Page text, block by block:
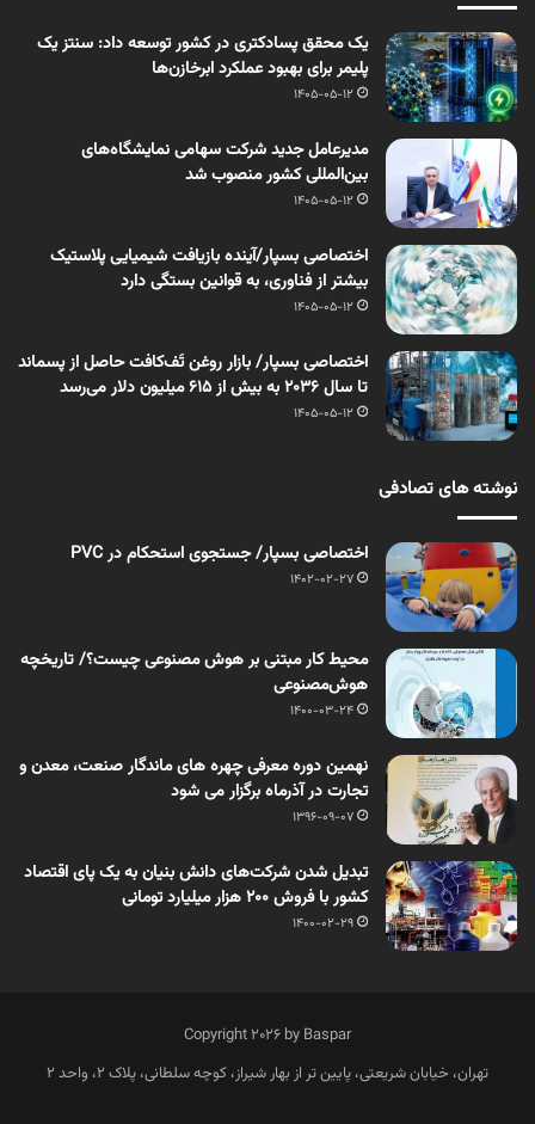
یک محقق پسادکتری در کشور توسعه داد: سنتز یک
پلیمر برای بهبود عملکرد ابرخازن‌ها
1405-05-12
مدیرعامل جدید شرکت سهامی نمایشگاه‌های
بین‌المللی کشور منصوب شد
1405-05-12
اختصاصی بسپار/آینده بازیافت شیمیایی پلاستیک
بیشتر از فناوری، به قوانین بستگی دارد
1405-05-12
اختصاصی بسپار/ بازار روغن تَف‌کافت حاصل از پسماند
تا سال ۲۰۳۶ به بیش از ۶۱۵ میلیون دلار می‌رسد
1405-05-12
نوشته های تصادفی
اختصاصی بسپار/ جستجوی استحکام در PVC
1402-02-27
محیط کار مبتنی بر هوش مصنوعی چیست؟/ تاریخچه
هوش‌مصنوعی
1400-03-24
نهمین دوره معرفی چهره های ماندگار صنعت، معدن و
تجارت در آذرماه برگزار می شود
1396-09-07
تبدیل شدن شرکت‌های دانش بنیان به یک پای اقتصاد
کشور با فروش ۲۰۰ هزار میلیارد تومانی
1400-02-29
Copyright 2026 by Baspar
تهران، خیابان شریعتی، پایین تر از بهار شیراز، کوچه سلطانی، پلاک 2، واحد 2